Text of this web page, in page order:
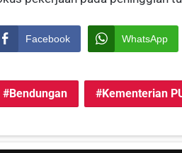
Facebook WhatsApp
Bendungan Kementerian